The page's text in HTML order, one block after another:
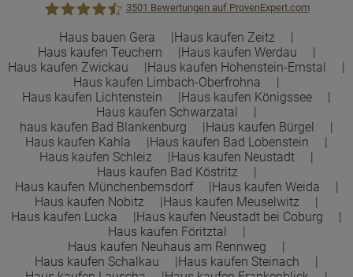
Town &Country Haus Lizenzgeber GmbH
3501 Bewertungen auf ProvenExpert.com
Haus bauen Gera
Haus kaufen Zeitz
Haus kaufen Teuchern
Haus kaufen Werdau
Haus kaufen Zwickau
Haus kaufen Hohenstein-Ernstal
Haus kaufen Limbach-Oberfrohna
Haus kaufen Lichtenstein
Haus kaufen Königssee
Haus kaufen Schwarzatal
haus kaufen Bad Blankenburg
Haus kaufen Bürgel
Haus kaufen Kahla
Haus kaufen Bad Lobenstein
Haus kaufen Schleiz
Haus kaufen Neustadt
Haus kaufen Bad Köstritz
Haus kaufen Münchenbernsdorf
Haus kaufen Weida
Haus kaufen Nobitz
Haus kaufen Meuselwitz
Haus kaufen Lucka
Haus kaufen Neustadt bei Coburg
Haus kaufen Föritztal
Haus kaufen Neuhaus am Rennweg
Haus kaufen Schalkau
Haus kaufen Steinach